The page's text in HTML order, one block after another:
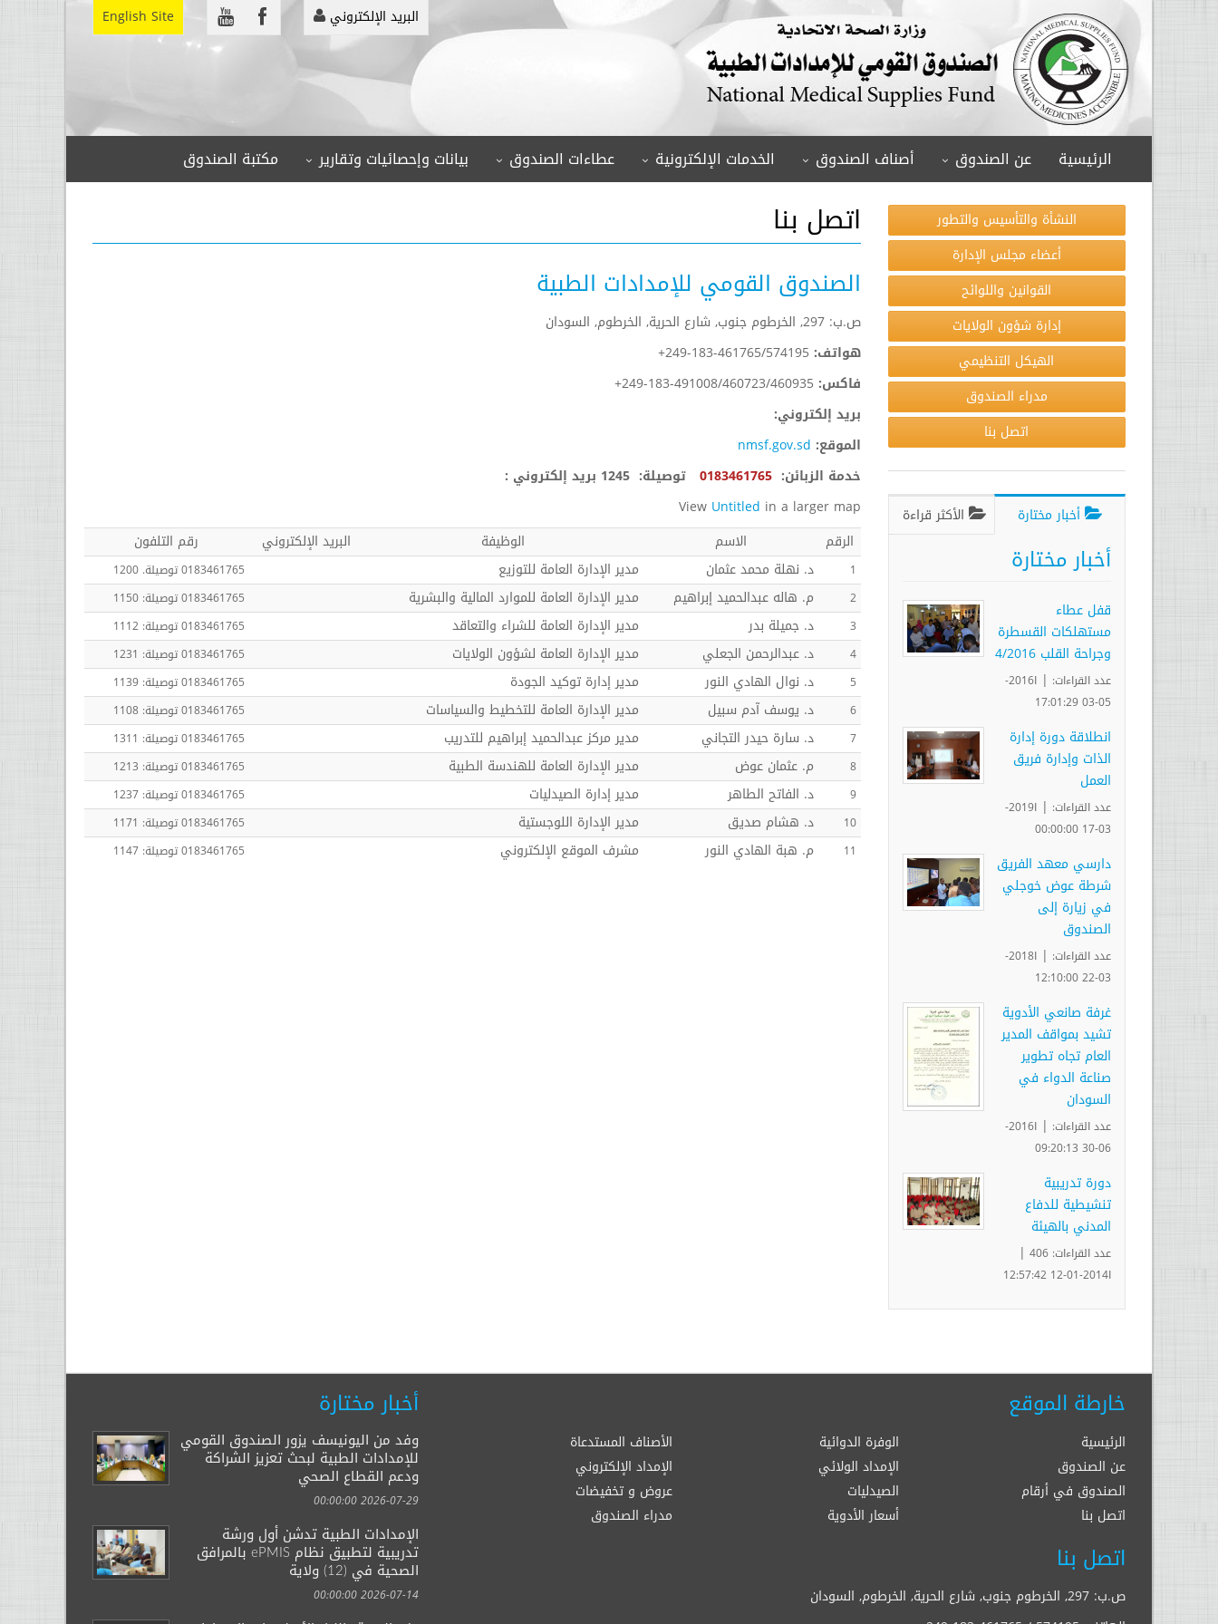
English Site البريد الإلكتروني
الرئيسية عن الصندوق أصناف الصندوق الخدمات الإلكترونية عطاءات الصندوق بيانات وإحصائيات وتقارير مكتبة الصندوق
النشأة والتأسيس والتطور
أعضاء مجلس الإدارة
القوانين واللوائح
إدارة شؤون الولايات
الهيكل التنظيمي
مدراء الصندوق
اتصل بنا
أخبار مختارة الأكثر قراءة
أخبار مختارة
قفل عطاء
مستهلكات القسطرة
وجراحة القلب 4/2016
عدد القراءات: |
ا2016-
05-03 17:01:29
انطلاقة دورة إدارة
الذات وإدارة فريق
العمل
عدد القراءات: |
ا2019-
03-17 00:00:00
دارسي معهد الفريق
شرطة عوض خوجلي
في زيارة إلى
الصندوق
عدد القراءات: |
ا2018-
03-22 12:10:00
غرفة صانعي الأدوية
تشيد بمواقف المدير
العام تجاه تطوير
صناعة الدواء في
السودان
عدد القراءات: |
ا2016-
06-30 09:20:13
دورة تدريبية
تنشيطية للدفاع
المدني بالهيئة
عدد القراءات: 406 |
ا2014-01-12 12:57:42
اتصل بنا
الصندوق القومي للإمدادات الطبية
ص.ب: 297, الخرطوم جنوب, شارع الحرية, الخرطوم, السودان
هواتف: +249-183-461765/574195
فاكس: +249-183-491008/460723/460935
بريد إلكتروني:
الموقع: nmsf.gov.sd
خدمة الزبائن: 0183461765توصيلة: 1245 بريد إلكتروني :
View Untitled in a larger map
الرقم
الاسم الوظيفة البريد الإلكتروني رقم التلفون
1 د. نهلة محمد عثمان مدير الإدارة العامة للتوزيع
0183461765 توصيلة. 1200
2
م. هاله عبدالحميد إبراهيم مدير الإدارة العامة للموارد المالية والبشرية
0183461765 توصيلة: 1150
3
د. جميلة بدر مدير الإدارة العامة للشراء والتعاقد
0183461765 توصيلة: 1112
4
د. عبدالرحمن الجعلي مدير الإدارة العامة لشؤون الولايات
0183461765 توصيلة: 1231
5
د. نوال الهادي النور مدير إدارة توكيد الجودة
0183461765 توصيلة: 1139
6
د. يوسف آدم سبيل مدير الإدارة العامة للتخطيط والسياسات
0183461765 توصيلة: 1108
7
د. سارة حيدر التجاني مدير مركز عبدالحميد إبراهيم للتدريب
0183461765 توصيلة: 1311
8
م. عثمان عوض مدير الإدارة العامة للهندسة الطبية
0183461765 توصيلة: 1213
9
د. الفاتح الطاهر مدير إدارة الصيدليات
0183461765 توصيلة: 1237
10
د. هشام صديق مدير الإدارة اللوجستية
0183461765 توصيلة: 1171
11
م. هبة الهادي النور مشرف الموقع الإلكتروني 0183461765 توصيلة: 1147
خارطة الموقع
الرئيسية الوفرة الدوائية
الأصناف المستدعاة
عن الصندوق
الإمداد الولائي
الإمداد الإلكتروني
الصندوق في أرقام
الصيدليات
عروض و تخفيضات
اتصل بنا
أسعار الأدوية مدراء الصندوق
اتصل بنا
ص.ب: 297, الخرطوم جنوب, شارع الحرية, الخرطوم, السودان
أخبار مختارة
وفد من اليونيسف يزور الصندوق القومي
للإمدادات الطبية لبحث تعزيز الشراكة
ودعم القطاع الصحي
2026-07-29 00:00:00
الإمدادات الطبية تدشن أول ورشة
تدريبية لتطبيق نظام ePMIS بالمرافق
الصحية في (12) ولاية
2026-07-14 00:00:00